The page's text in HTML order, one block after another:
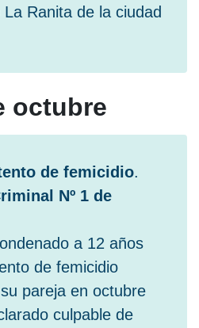
Ranita de la ciudad
octubre
de femicidio.
Nº 1 de
a 12 años
de femicidio
pareja en octubre
culpable de